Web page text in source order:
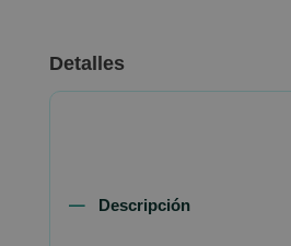
Detalles
Descripción